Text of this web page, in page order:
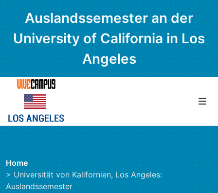
Auslandssemester an der
University of California in Los
Angeles
Home
> Universität von Kalifornien, Los Angeles:
Auslandssemester